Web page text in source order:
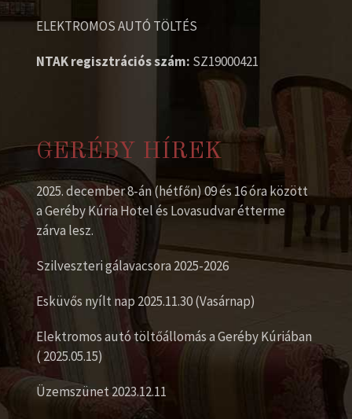
ELEKTROMOS AUTÓ TÖLTÉS
NTAK regisztrációs szám: SZ19000421
GERÉBY HÍREK
2025. december 8-án (hétfőn) 09 és 16 óra között
a Geréby Kúria Hotel és Lovasudvar étterme
zárva lesz.
Szilveszteri gálavacsora 2025-2026
Esküvős nyílt nap 2025.11.30 (Vasárnap)
Elektromos autó töltőállomás a Geréby Kúriában
( 2025.05.15)
Üzemszünet 2023.12.11